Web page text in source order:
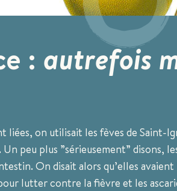
: autrefois
on utilisait les fèves de Saint-
peu plus ”sérieusement” disons,
On disait alors qu’elles
lutter contre la fièvre et les